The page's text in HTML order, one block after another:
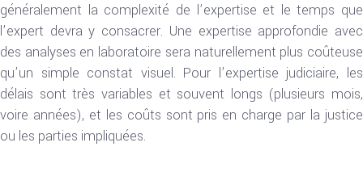
généralement la complexité de l’expertise et le temps que
l’expert devra y consacrer. Une expertise approfondie avec
des analyses en laboratoire sera naturellement plus coûteuse
qu’un simple constat visuel. Pour l’expertise judiciaire, les
délais sont très variables et souvent longs (plusieurs mois,
voire années), et les coûts sont pris en charge par la justice
ou les parties impliquées.